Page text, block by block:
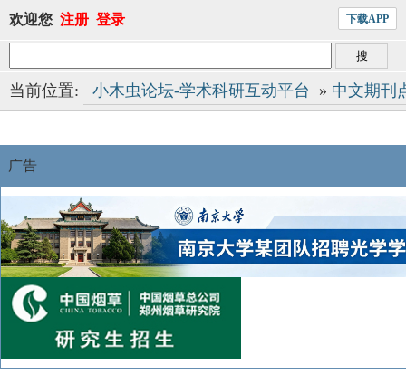
欢迎您 注册 登录 下载APP
当前位置: 小木虫论坛-学术科研互动平台 » 中文期刊
广告